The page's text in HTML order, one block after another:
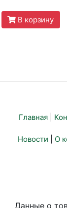
В корзину
Главная
Новости
О
Данные о